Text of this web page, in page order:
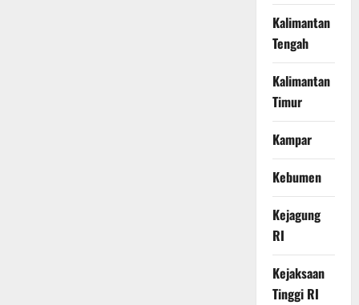
Kalimantan
Tengah
Kalimantan
Timur
Kampar
Kebumen
Kejagung
RI
Kejaksaan
Tinggi RI